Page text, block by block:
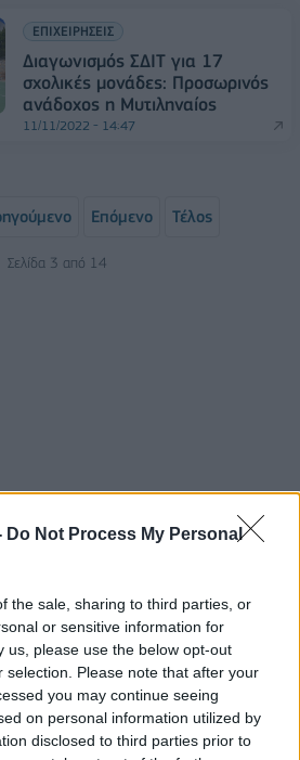
Do Not Process My Personal
the sale, sharing to third parties, or
or sensitive information for
us, please use the below opt-out
selection. Please note that after your
you may continue seeing
on personal information utilized by
disclosed to third parties prior to
ΕΠΙΧΕΙΡΗΣΕΙΣ
Διαγωνισμός ΣΔΙΤ για 17
σχολικές μονάδες: Προσωρινός
ανάδοχος η Μυτιληναίος
11/11/2022 - 14:47
Επόμενο Τέλος
Σελίδα 3 από 14
για τον Τουρισμό:
για βιώσιμη τουριστική
σιδηροτροχιών στο Μετρό
στάδιο το μεγαλύτερο έργο